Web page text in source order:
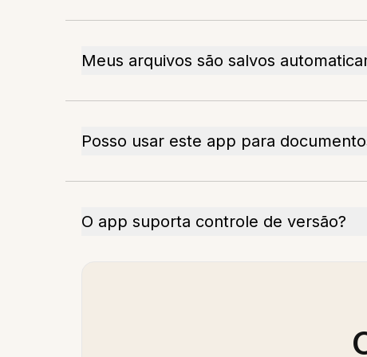
Meus arquivos são salvos
Posso usar este app para
O app suporta controle de versão?